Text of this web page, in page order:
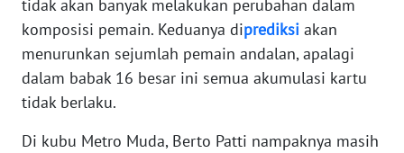
tidak akan banyak melakukan perubahan dalam
komposisi pemain. Keduanya diprediksi akan
menurunkan sejumlah pemain andalan, apalagi
dalam babak 16 besar ini semua akumulasi kartu
tidak berlaku.
Di kubu Metro Muda, Berto Patti nampaknya masih
WN
KEPRI
PAPUA